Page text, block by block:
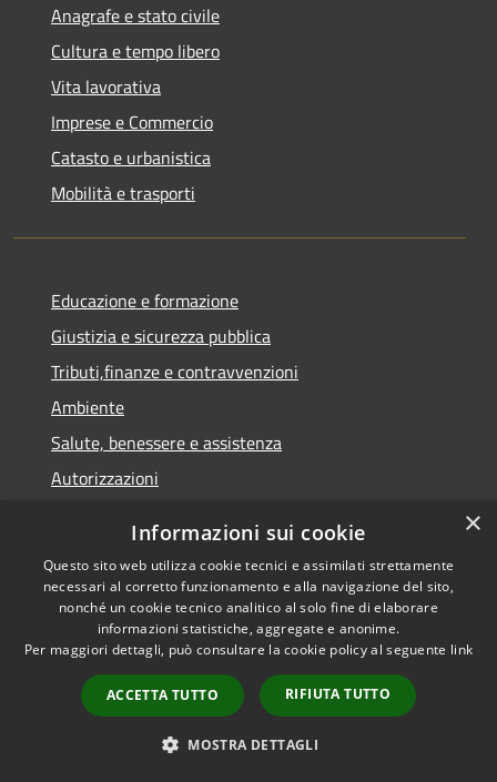
Anagrafe e stato civile
Cultura e tempo libero
Vita lavorativa
Imprese e Commercio
Catasto e urbanistica
Mobilità e trasporti
Educazione e formazione
Giustizia e sicurezza pubblica
Tributi,finanze e contravvenzioni
Ambiente
Salute, benessere e assistenza
Autorizzazioni
Notizie
Comunicati
Avvisi
VIVERE IL COMUNE
×
Informazioni sui cookie
Questo sito web utilizza cookie tecnici e assimilati strettamente
necessari al corretto funzionamento e alla navigazione del sito,
nonché un cookie tecnico analitico al solo fine di elaborare
informazioni statistiche, aggregate e anonime.
Per maggiori dettagli, può consultare la cookie policy al seguente link
ACCETTA TUTTO RIFIUTA TUTTO
MOSTRA DETTAGLI